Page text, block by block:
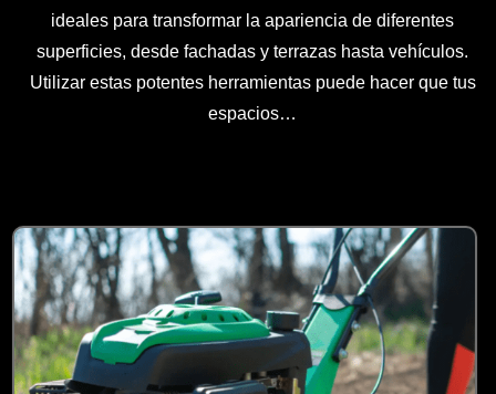
ideales para transformar la apariencia de diferentes
superficies, desde fachadas y terrazas hasta vehículos.
Utilizar estas potentes herramientas puede hacer que tus
espacios…